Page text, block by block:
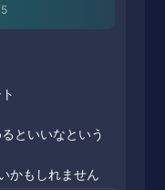
といいなという
かもしれません